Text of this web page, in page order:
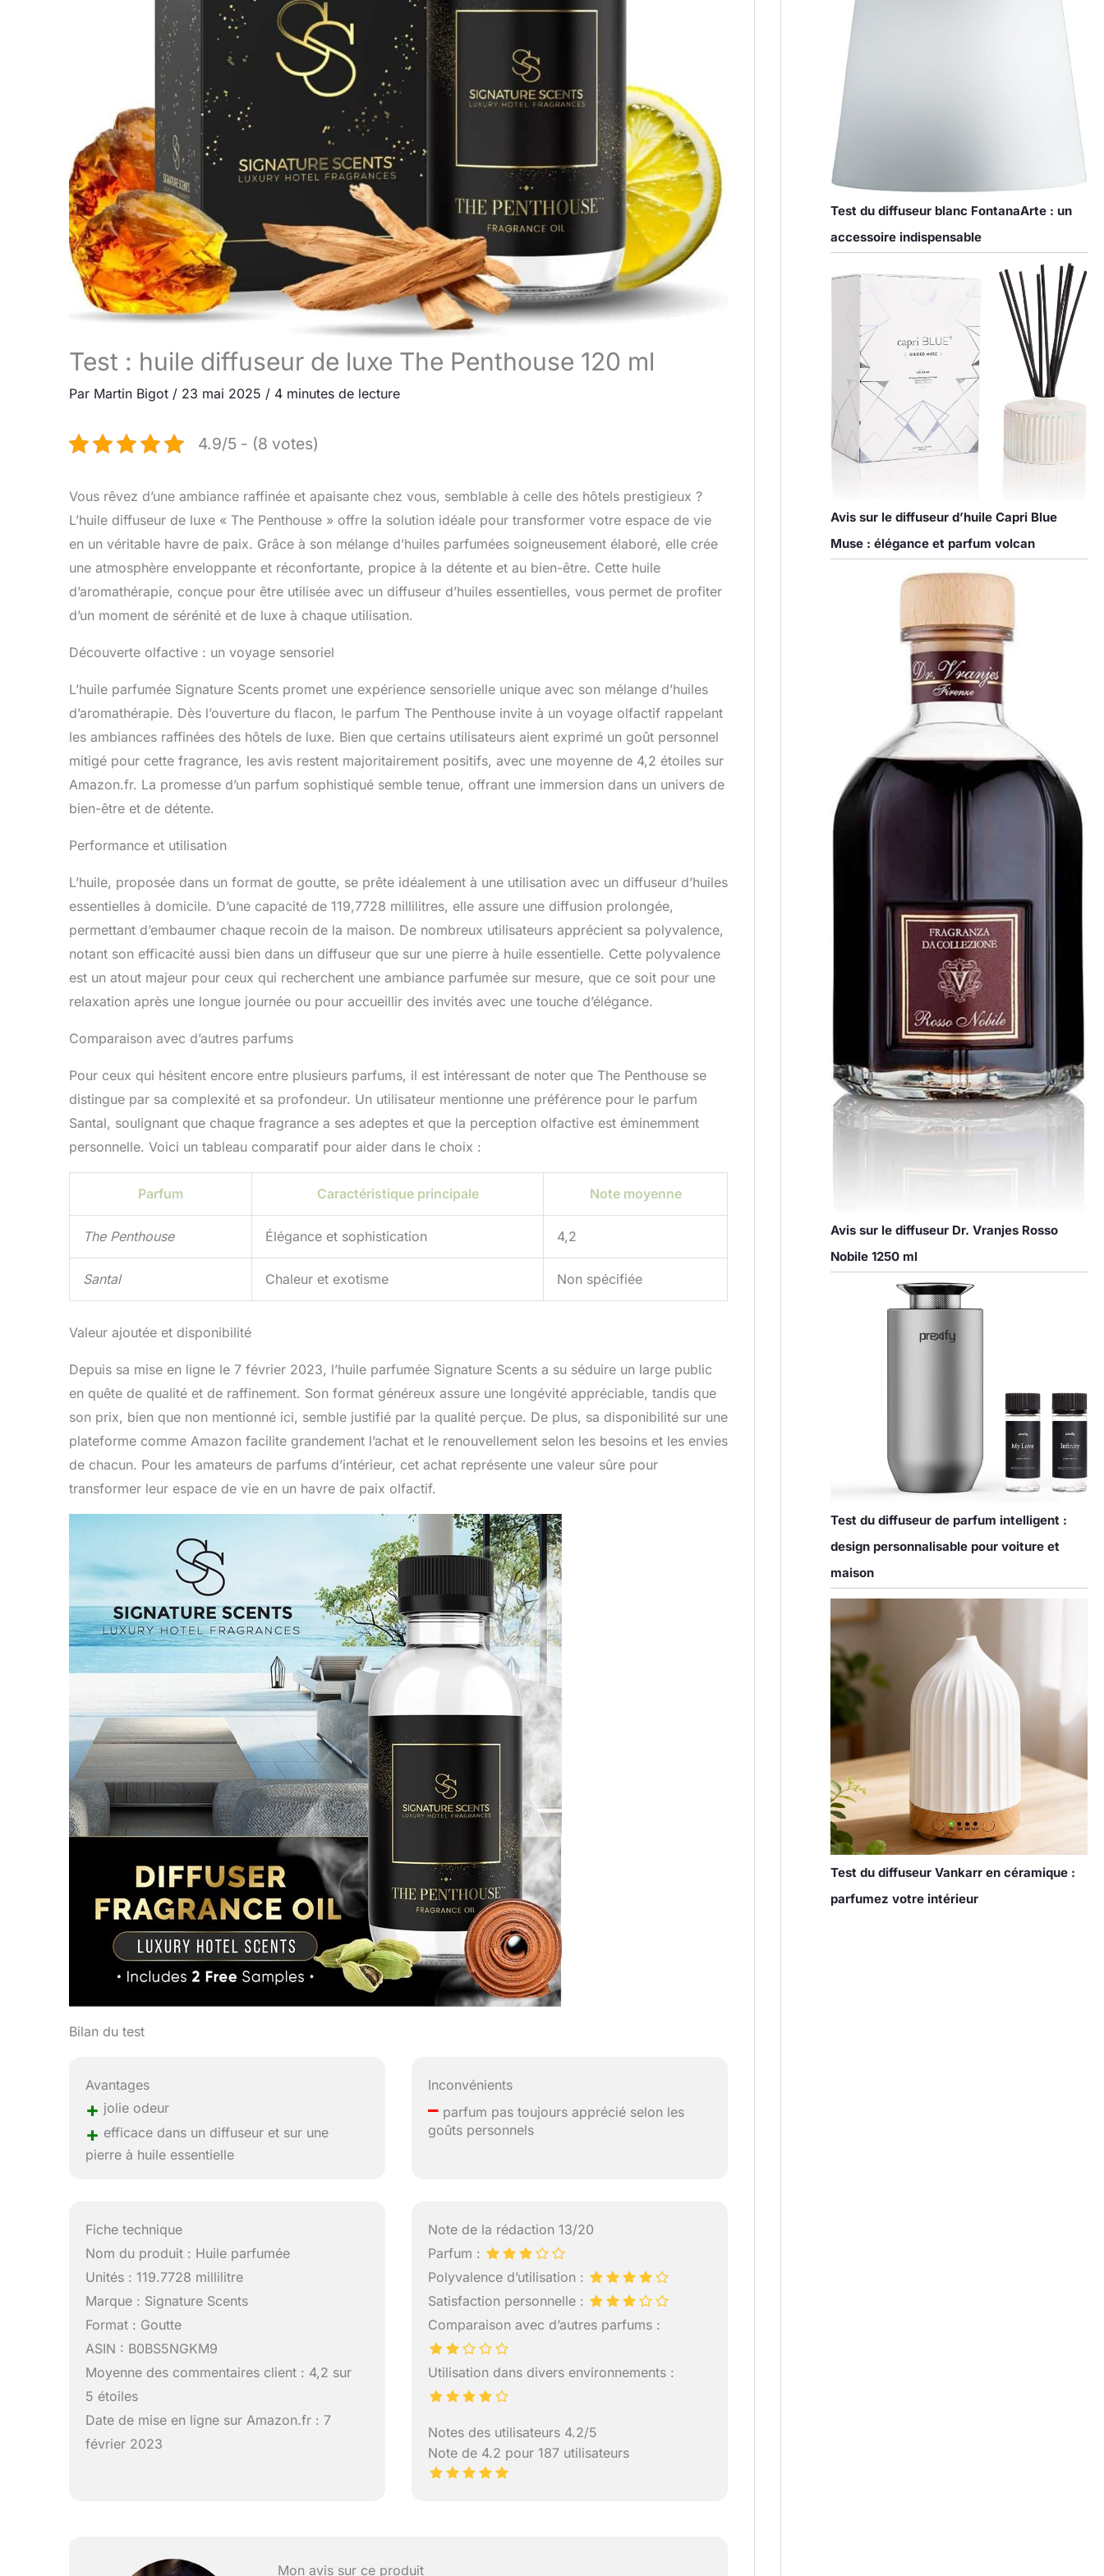
Test : huile diffuseur de luxe The Penthouse 120 ml
Par Martin Bigot / 23 mai 2025 / 4 minutes de lecture
4.9/5 - (8 votes)
Vous rêvez d’une ambiance raffinée et apaisante chez vous, semblable à celle des hôtels prestigieux ?
L’huile diffuseur de luxe « The Penthouse » offre la solution idéale pour transformer votre espace de vie
en un véritable havre de paix. Grâce à son mélange d’huiles parfumées soigneusement élaboré, elle crée
une atmosphère enveloppante et réconfortante, propice à la détente et au bien-être. Cette huile
d’aromathérapie, conçue pour être utilisée avec un diffuseur d’huiles essentielles, vous permet de profiter
d’un moment de sérénité et de luxe à chaque utilisation.
Découverte olfactive : un voyage sensoriel
L’huile parfumée Signature Scents promet une expérience sensorielle unique avec son mélange d’huiles
d’aromathérapie. Dès l’ouverture du flacon, le parfum The Penthouse invite à un voyage olfactif rappelant
les ambiances raffinées des hôtels de luxe. Bien que certains utilisateurs aient exprimé un goût personnel
mitigé pour cette fragrance, les avis restent majoritairement positifs, avec une moyenne de 4,2 étoiles sur
Amazon.fr. La promesse d’un parfum sophistiqué semble tenue, offrant une immersion dans un univers de
bien-être et de détente.
Performance et utilisation
L’huile, proposée dans un format de goutte, se prête idéalement à une utilisation avec un diffuseur d’huiles
essentielles à domicile. D’une capacité de 119,7728 millilitres, elle assure une diffusion prolongée,
permettant d’embaumer chaque recoin de la maison. De nombreux utilisateurs apprécient sa polyvalence,
notant son efficacité aussi bien dans un diffuseur que sur une pierre à huile essentielle. Cette polyvalence
est un atout majeur pour ceux qui recherchent une ambiance parfumée sur mesure, que ce soit pour une
relaxation après une longue journée ou pour accueillir des invités avec une touche d’élégance.
Comparaison avec d’autres parfums
Pour ceux qui hésitent encore entre plusieurs parfums, il est intéressant de noter que The Penthouse se
distingue par sa complexité et sa profondeur. Un utilisateur mentionne une préférence pour le parfum
Santal, soulignant que chaque fragrance a ses adeptes et que la perception olfactive est éminemment
personnelle. Voici un tableau comparatif pour aider dans le choix :
Parfum Caractéristique principale Note moyenne
The Penthouse Élégance et sophistication 4,2
Santal Chaleur et exotisme Non spécifiée
Valeur ajoutée et disponibilité
Depuis sa mise en ligne le 7 février 2023, l’huile parfumée Signature Scents a su séduire un large public
en quête de qualité et de raffinement. Son format généreux assure une longévité appréciable, tandis que
son prix, bien que non mentionné ici, semble justifié par la qualité perçue. De plus, sa disponibilité sur une
plateforme comme Amazon facilite grandement l’achat et le renouvellement selon les besoins et les envies
de chacun. Pour les amateurs de parfums d’intérieur, cet achat représente une valeur sûre pour
transformer leur espace de vie en un havre de paix olfactif.
Bilan du test
Avantages
+ jolie odeur
+ efficace dans un diffuseur et sur une
pierre à huile essentielle
Inconvénients
– parfum pas toujours apprécié selon les
goûts personnels
Fiche technique
Nom du produit : Huile parfumée
Unités : 119.7728 millilitre
Marque : Signature Scents
Format : Goutte
ASIN : B0BS5NGKM9
Moyenne des commentaires client : 4,2 sur
5 étoiles
Date de mise en ligne sur Amazon.fr : 7
février 2023
Note de la rédaction 13/20
Parfum :
Polyvalence d’utilisation :
Satisfaction personnelle :
Comparaison avec d’autres parfums :
Utilisation dans divers environnements :
Notes des utilisateurs 4.2/5
Note de 4.2 pour 187 utilisateurs
Mon avis sur ce produit
Test du diffuseur blanc FontanaArte : un
accessoire indispensable
Avis sur le diffuseur d’huile Capri Blue
Muse : élégance et parfum volcan
Avis sur le diffuseur Dr. Vranjes Rosso
Nobile 1250 ml
Test du diffuseur de parfum intelligent :
design personnalisable pour voiture et
maison
Test du diffuseur Vankarr en céramique :
parfumez votre intérieur